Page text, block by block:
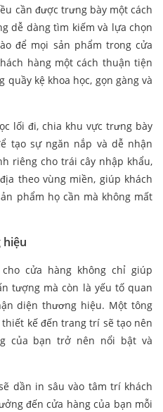
cần được trưng bày một cách
dễ dàng tìm kiếm và lựa chọn
để mọi sản phẩm trong cửa
hàng một cách thuận tiện
quầy kệ khoa học, gọn gàng và
lối đi, chia khu vực trưng bày
tạo sự ngăn nắp và dễ nhận
riêng cho trái cây nhập khẩu,
theo vùng miền, giúp khách
phẩm họ cần mà không mất
cửa hàng không chỉ giúp
tượng mà còn là yếu tố quan
diện thương hiệu. Một tông
kế đến trang trí sẽ tạo nên
của bạn trở nên nổi bật và
dần in sâu vào tâm trí khách
đến cửa hàng của bạn mỗi